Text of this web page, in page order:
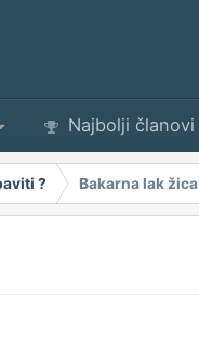
Najbolji članovi
? Bakarna lak žica